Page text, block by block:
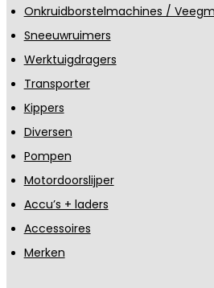
Onkruidborstelmachines /
Sneeuwruimers
Werktuigdragers
Transporter
Kippers
Diversen
Pompen
Motordoorslijper
Accu’s + laders
Accessoires
Merken